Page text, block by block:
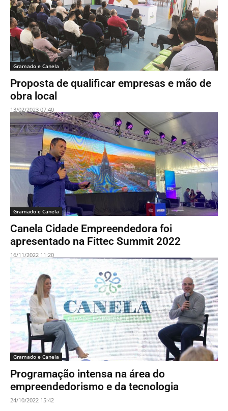
Gramado e Canela
Proposta de qualificar empresas e mão de
obra local
13/02/2023 07:40
Gramado e Canela
Canela Cidade Empreendedora foi
apresentado na Fittec Summit 2022
16/11/2022 11:20
Gramado e Canela
Programação intensa na área do
empreendedorismo e da tecnologia
24/10/2022 15:42